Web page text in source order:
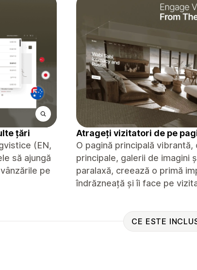
țări
(EN,
să ajungă
pe
Atrageți vizitatori de pe
O pagină principală vibrantă,
principale, galerii de imagini
paralaxă, creează o primă
îndrăzneață și îi face pe
CE ESTE